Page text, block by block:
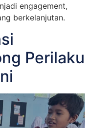
engagement,
berkelanjutan.
Perilaku